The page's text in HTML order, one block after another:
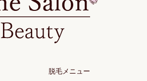
脱毛メニュー